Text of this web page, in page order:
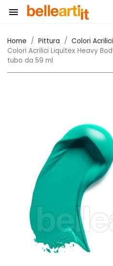

Home Pittura Colori Acrilici
Colori Acrilici Liquitex Heavy
tubo da 59 ml